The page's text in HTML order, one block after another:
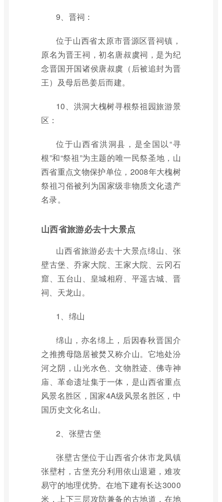
9、晋祠：
位于山西省太原市晋源区晋祠镇，
原名为晋王祠，初名唐叔虞祠，是为纪
念晋国开国诸侯唐叔虞（后被追封为晋
王）及母后邑姜后而建。
10、洪洞大槐树寻根祭祖园旅游景
区：
位于山西省洪洞县，是全国以“寻
根”和“祭祖”为主题的唯一民祭圣地，山
西省重点文物保护单位，2008年大槐树
祭祖习俗被列为国家级非物质文化遗产
名录。
山西省旅游必去十大景点
山西省旅游必去十大景点绵山、张
壁古堡、乔家大院、王家大院、云冈石
窟、五台山、皇城相府、平遥古城、晋
祠、天龙山。
1、绵山
绵山，亦名绵上，后因春秋晋国介
之推携母隐居被焚又称介山。它地处汾
河之阴，山光水色、文物胜迹、佛寺神
庙、革命遗址集于一体，是山西省重点
风景名胜区，国家4A级风景名胜区，中
国历史文化名山。
2、张壁古堡
张壁古堡位于山西省介休市龙凤镇
张壁村，古堡充分利用依山退避，难攻
易守的地理优势。在地下建有长达3000
米，上下三层攻防兼备的古地道，在地